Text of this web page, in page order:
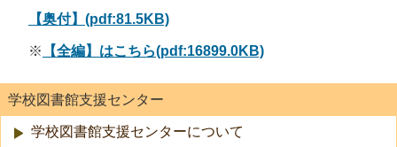
【奥付】(pdf:81.5KB)
※ 【全編】はこちら(pdf:16899.0KB)
学校図書館支援センター
学校図書館支援センターについて